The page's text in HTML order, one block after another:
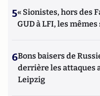
5« Sionistes, hors des
GUD à LFI, les
6Bons baisers de
derrière les attaques
Leipzig